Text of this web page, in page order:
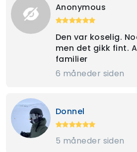
Anonymous
Den var koselig.
men det gikk fint.
familier
6 måneder siden
Donnel
5 måneder siden